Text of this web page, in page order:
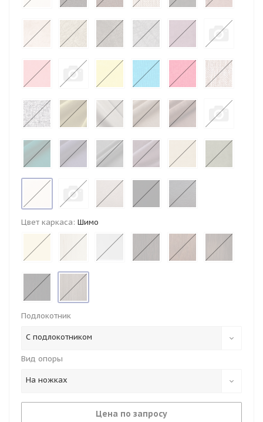
Цвет каркаса: Шимо
Подлокотник
С подлокотником
Вид опоры
На ножках
Цена по запросу